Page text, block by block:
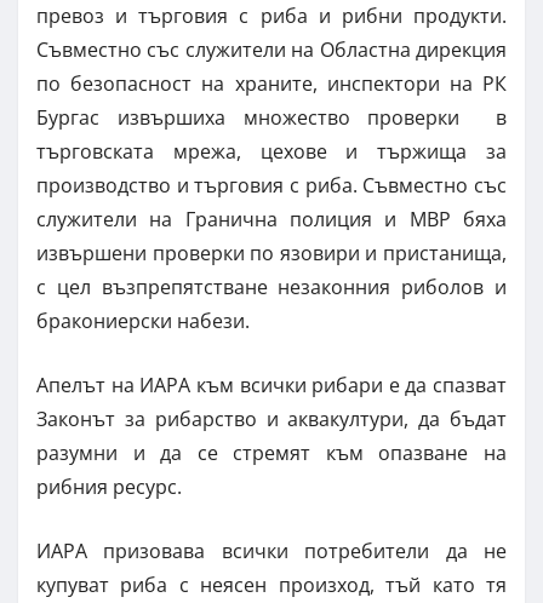
превоз и търговия с риба и рибни продукти.
Съвместно със служители на Областна дирекция
по безопасност на храните, инспектори на РК
Бургас извършиха множество проверки в
търговската мрежа, цехове и тържища за
производство и търговия с риба. Съвместно със
служители на Гранична полиция и МВР бяха
извършени проверки по язовири и пристанища,
с цел възпрепятстване незаконния риболов и
бракониерски набези.
Апелът на ИАРА към всички рибари е да спазват
Законът за рибарство и аквакултури, да бъдат
разумни и да се стремят към опазване на
рибния ресурс.
ИАРА призовава всички потребители да не
купуват риба с неясен произход, тъй като тя